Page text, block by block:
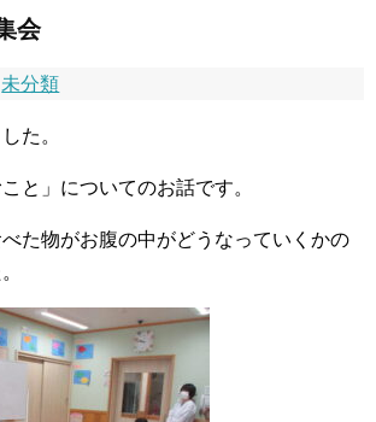
会
未分類
た。
と」についてのお話です。
た物がお腹の中がどうなっていくかの